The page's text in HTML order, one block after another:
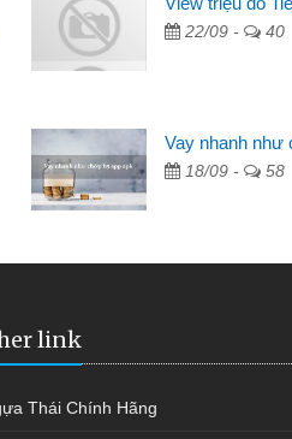
tôi quyết định vay
không ai cho vay. Trong khi
việc riêng, trong 1-2 ngày tôi trả
tôi kịp thời và nhanh chóng
22/09 - 40
Vay nhanh như
18/09 - 58
link
Thái Chính Hãng